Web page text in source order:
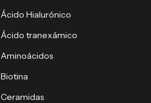
Ácido Hialurónico
Ácido tranexámico
Aminoácidos
Biotina
Ceramidas